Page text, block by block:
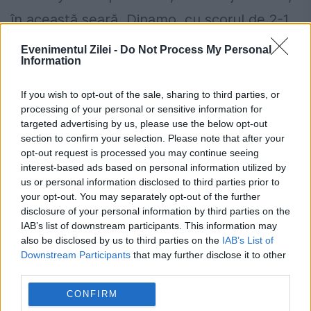
Evenimentul Zilei - Do Not Process My Personal
Information
If you wish to opt-out of the sale, sharing to third parties, or
processing of your personal or sensitive information for
targeted advertising by us, please use the below opt-out
section to confirm your selection. Please note that after your
opt-out request is processed you may continue seeing
interest-based ads based on personal information utilized by
us or personal information disclosed to third parties prior to
your opt-out. You may separately opt-out of the further
disclosure of your personal information by third parties on the
IAB’s list of downstream participants. This information may
also be disclosed by us to third parties on the IAB’s List of
Downstream Participants that may further disclose it to other
CONFIRM
în această seară, Dinamo, cu scorul de 2-1,
graţie reuşitei portughezului Guima din
minutul 83 Dinamo a început tare partida
de...
Ionuţ Negoiță se zbate pentru tinerii lui
Dinamo
24 APRILIE 2014
că vrea 100% din drepturile lui Dorin Rotariu